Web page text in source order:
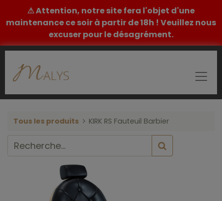
⚠ Attention, notre site fera l'objet d'une
maintenance ce soir à partir de 18h ! Veuillez nous
excuser pour le désagrément.
Tous les produits KIRK RS Fauteuil Barbier